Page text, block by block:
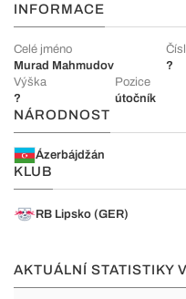
INFORMACE
Celé jméno
Murad Mahmudov
?
Výška
?
Pozice
útočník
NÁRODNOST
Ázerbájdžán
KLUB
RB Lipsko (GER)
AKTUÁLNÍ STATISTIKY